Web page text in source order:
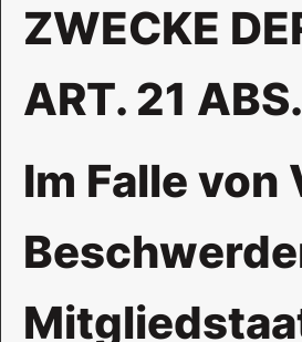
ZWECKE
ART. 21
Im Falle